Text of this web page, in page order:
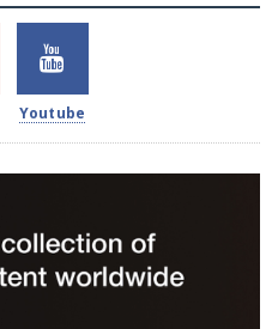
620
SHARES
Youtube